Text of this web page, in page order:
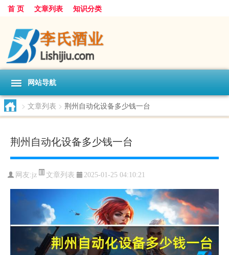
首 页 文章列表 知识分类
网站导航
> 文章列表 > 荆州自动化设备多少钱一台
荆州自动化设备多少钱一台
网友:jz 文章列表 2025-01-25 04:10:21